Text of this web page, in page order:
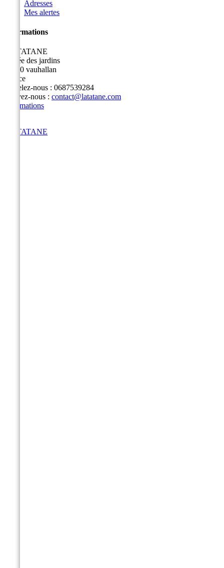
Adresses
Mes alertes
Informations
LA TATANE
3 allée des jardins
91430 vauhallan
France
Appelez-nous : 0687539284
Écrivez-nous : contact@latatane.com
Informations
LA TATANE